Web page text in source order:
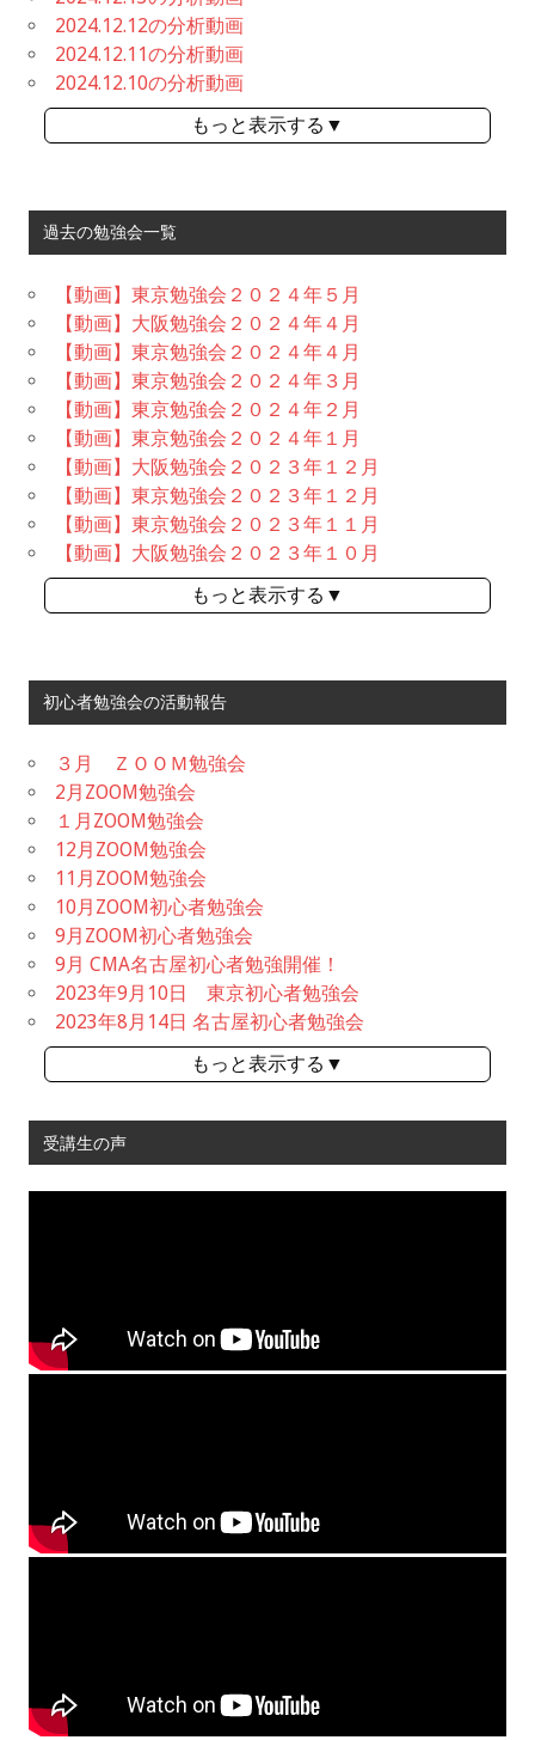
2024.12.12の分析動画
2024.12.11の分析動画
2024.12.10の分析動画
もっと表示する▼
過去の勉強会一覧
【動画】東京勉強会２０２４年５月
【動画】大阪勉強会２０２４年４月
【動画】東京勉強会２０２４年４月
【動画】東京勉強会２０２４年３月
【動画】東京勉強会２０２４年２月
【動画】東京勉強会２０２４年１月
【動画】大阪勉強会２０２３年１２月
【動画】東京勉強会２０２３年１２月
【動画】東京勉強会２０２３年１１月
【動画】大阪勉強会２０２３年１０月
もっと表示する▼
初心者勉強会の活動報告
３月 ＺＯＯＭ勉強会
2月ZOOM勉強会
１月ZOOM勉強会
12月ZOOM勉強会
11月ZOOM勉強会
10月ZOOM初心者勉強会
9月ZOOM初心者勉強会
9月 CMA名古屋初心者勉強開催！
2023年9月10日 東京初心者勉強会
2023年8月14日 名古屋初心者勉強会
もっと表示する▼
受講生の声